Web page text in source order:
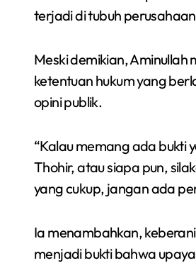
terjadi di tubuh
Meski demikian,
ketentuan hukum yang
opini publik.
“Kalau memang ada bukti
Thohir, atau siapa pun,
yang cukup, jangan ada
Ia menambahkan,
menjadi bukti bahwa